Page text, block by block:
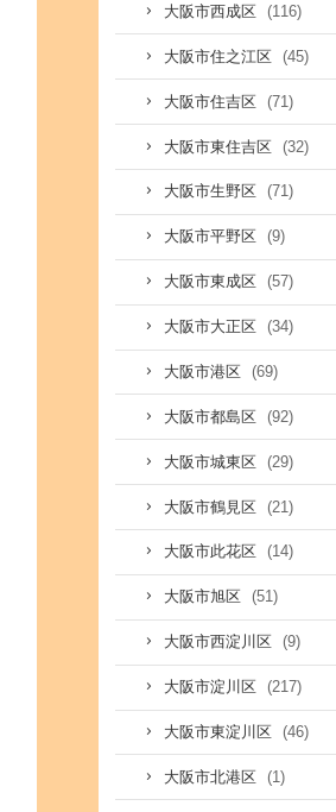
大阪市西成区 (116)
大阪市住之江区 (45)
大阪市住吉区 (71)
大阪市東住吉区 (32)
大阪市生野区 (71)
大阪市平野区 (9)
大阪市東成区 (57)
大阪市大正区 (34)
大阪市港区 (69)
大阪市都島区 (92)
大阪市城東区 (29)
大阪市鶴見区 (21)
大阪市此花区 (14)
大阪市旭区 (51)
大阪市西淀川区 (9)
大阪市淀川区 (217)
大阪市東淀川区 (46)
大阪市北港区 (1)